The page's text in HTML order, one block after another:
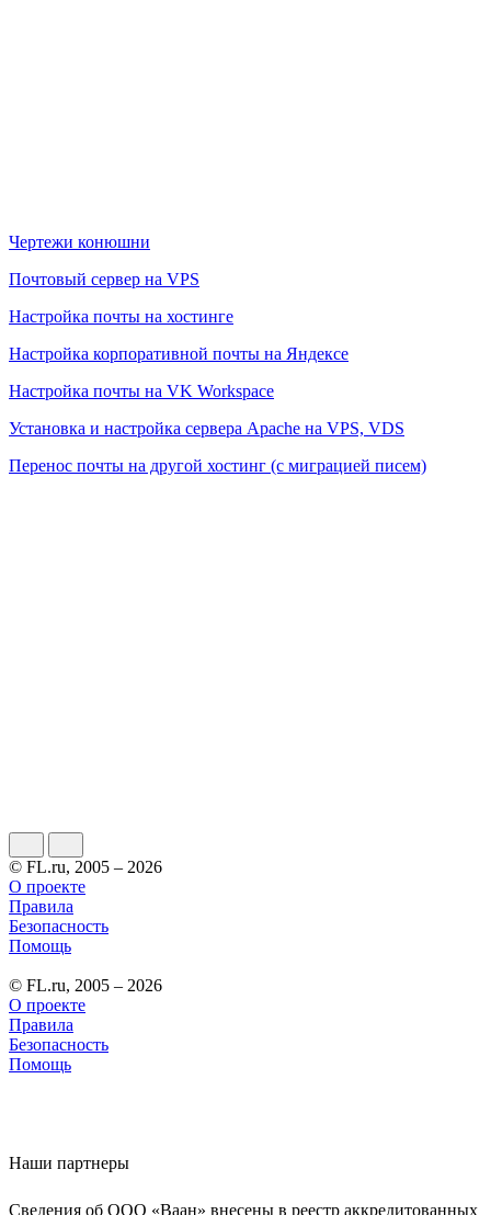
Чертежи конюшни
Почтовый сервер на VPS
Настройка почты на хостинге
Настройка корпоративной почты на Яндексе
Настройка почты на VK Workspace
Установка и настройка сервера Apache на VPS, VDS
Перенос почты на другой хостинг (c миграцией писем)
© FL.ru, 2005 – 2026
О проекте
Правила
Безопасность
Помощь
© FL.ru, 2005 – 2026
О проекте
Правила
Безопасность
Помощь
Наши партнеры
Сведения об ООО «Ваан» внесены в реестр аккредитованных